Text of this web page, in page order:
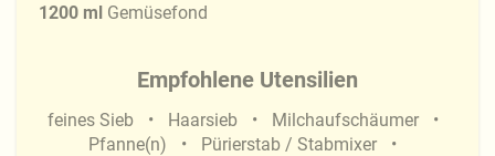
1200 ml Gemüsefond
Empfohlene Utensilien
feines Sieb Haarsieb
Milchaufschäumer
Pfanne(n)
Pürierstab / Stabmixer